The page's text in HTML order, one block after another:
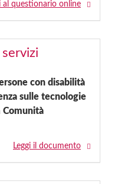
al questionario online
con disabilità
sulle tecnologie
Comunità
Leggi il documento